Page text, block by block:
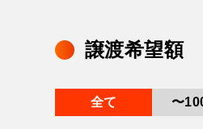
譲渡希望額
全て 〜